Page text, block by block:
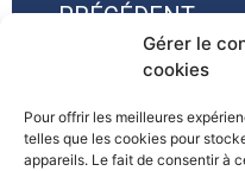
Gérer le
cookies
Pour offrir les meilleures
telles que les cookies pour
appareils. Le fait de consentir à
PRÉCÉDENT